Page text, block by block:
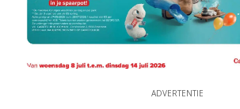
ADVERTENTIE